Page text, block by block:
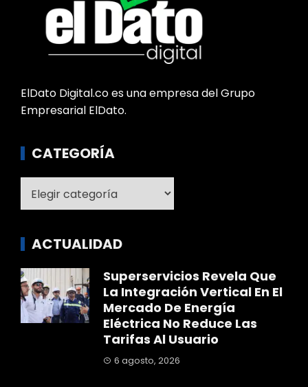
ElDato Digital.co es una empresa del Grupo
Empresarial ElDato.
CATEGORÍA
ACTUALIDAD
Superservicios Revela Que
La Integración Vertical En El
Mercado De Energía
Eléctrica No Reduce Las
Tarifas Al Usuario
6 agosto, 2026